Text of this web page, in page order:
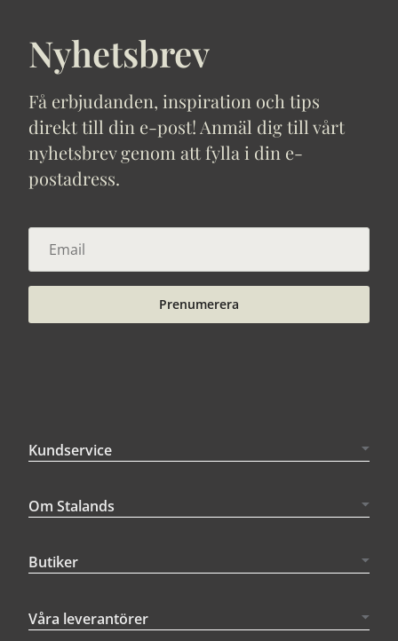
Nyhetsbrev
Få erbjudanden, inspiration och tips
direkt till din e-post! Anmäl dig till vårt
nyhetsbrev genom att fylla i din e-
postadress.
Prenumerera
Kundservice
Om Stalands
Butiker
Våra leverantörer